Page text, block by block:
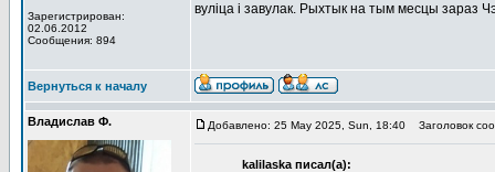
Зарегистрирован:
02.06.2012
Сообщения: 894
вулiца i завулак. Рыхтык на тым месцы зараз
Вернуться к началу
Владислав Ф. Добавлено: 25 May 2025, Sun, 18:40 Заголовок
kalilaska писал(а):